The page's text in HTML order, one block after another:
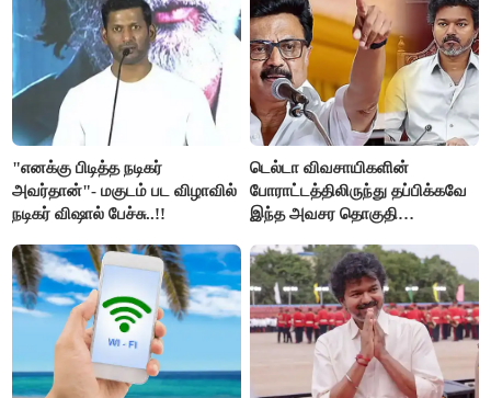
"எனக்கு பிடித்த நடிகர்
அவர்தான்"- மகுடம் பட விழாவில்
நடிகர் விஷால் பேச்சு..!!
டெல்டா விவசாயிகளின்
போராட்டத்திலிருந்து தப்பிக்கவே
இந்த அவசர தொகுதி
அரங்கேற்றுகிறார் முதலமைச்சர் -
திமுக ஐடி விங்..!!